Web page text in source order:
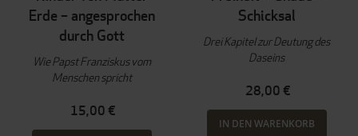
Erde – angesprochen
durch Gott
Wie Papst Franziskus vom
Menschen spricht
15,00 €
Schicksal
Drei Kapitel zur Deutung des
Daseins
28,00 €
IN DEN WARENKORB